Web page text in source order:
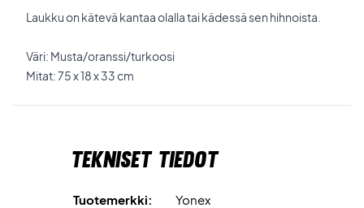
Laukku on kätevä kantaa olalla tai kädessä sen hihnoista.
Väri: Musta/oranssi/turkoosi
Mitat: 75 x 18 x 33 cm
Tekniset tiedot
Tuotemerkki:
Yonex